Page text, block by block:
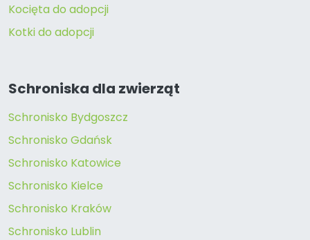
Kocięta do adopcji
Kotki do adopcji
Schroniska dla zwierząt
Schronisko Bydgoszcz
Schronisko Gdańsk
Schronisko Katowice
Schronisko Kielce
Schronisko Kraków
Schronisko Lublin